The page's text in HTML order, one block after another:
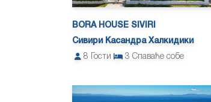
BORA HOUSE SIVIRI
Сивири Касандра Халкидики
8
Гости 3 Спаваће собе